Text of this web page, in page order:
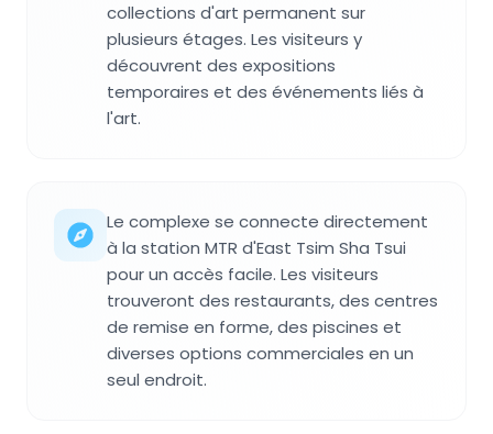
collections d'art permanent sur
plusieurs étages. Les visiteurs y
découvrent des expositions
temporaires et des événements liés à
l'art.
Le complexe se connecte directement
à la station MTR d'East Tsim Sha Tsui
pour un accès facile. Les visiteurs
trouveront des restaurants, des centres
de remise en forme, des piscines et
diverses options commerciales en un
seul endroit.